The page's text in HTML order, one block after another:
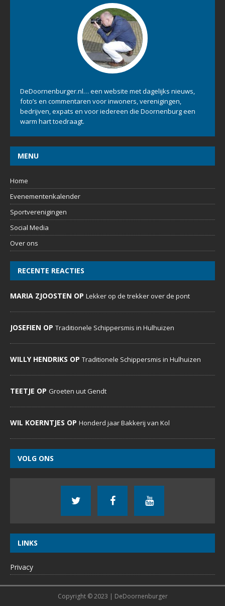
DeDoornenburger.nl… een website met dagelijks nieuws,
foto’s en commentaren voor inwoners, verenigingen,
bedrijven, expats en voor iedereen die Doornenburg een
warm hart toedraagt.
MENU
Home
Evenementenkalender
Sportverenigingen
Social Media
Over ons
RECENTE REACTIES
MARIA ZJOOSTEN OP Lekker op de trekker over de pont
JOSEFIEN OP Traditionele Schippersmis in Hulhuizen
WILLY HENDRIKS OP Traditionele Schippersmis in Hulhuizen
TEETJE OP Groeten uut Gendt
WIL KOERNTJES OP Honderd jaar Bakkerij van Kol
VOLG ONS
LINKS
Privacy
Copyright © 2023 | DeDoornenburger